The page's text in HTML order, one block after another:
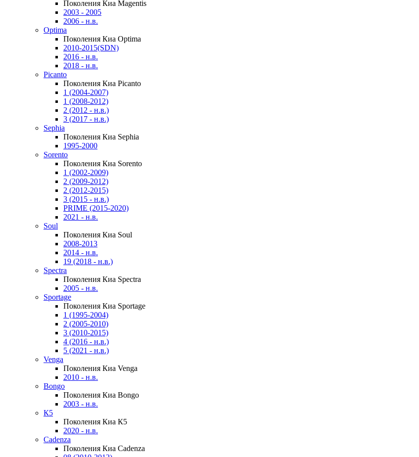
Поколения Киа Magentis
2003 - 2005
2006 - н.в.
Optima
Поколения Киа Optima
2010-2015(SDN)
2016 - н.в.
2018 - н.в.
Picanto
Поколения Киа Picanto
1 (2004-2007)
1 (2008-2012)
2 (2012 - н.в.)
3 (2017 - н.в.)
Sephia
Поколения Киа Sephia
1995-2000
Sorento
Поколения Киа Sorento
1 (2002-2009)
2 (2009-2012)
2 (2012-2015)
3 (2015 - н.в.)
PRIME (2015-2020)
2021 - н.в.
Soul
Поколения Киа Soul
2008-2013
2014 - н.в.
19 (2018 - н.в.)
Spectra
Поколения Киа Spectra
2005 - н.в.
Sportage
Поколения Киа Sportage
1 (1995-2004)
2 (2005-2010)
3 (2010-2015)
4 (2016 - н.в.)
5 (2021 - н.в.)
Venga
Поколения Киа Venga
2010 - н.в.
Bongo
Поколения Киа Bongo
2003 - н.в.
К5
Поколения Киа К5
2020 - н.в.
Cadenza
Поколения Киа Cadenza